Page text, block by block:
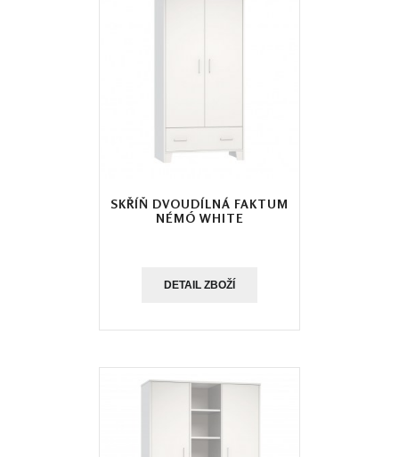
SKŘÍŇ DVOUDÍLNÁ FAKTUM
NÉMÓ WHITE
DETAIL ZBOŽÍ